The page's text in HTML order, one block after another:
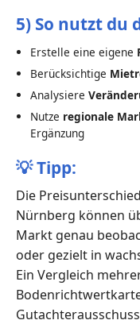
5) So nutzt du
Erstelle eine eigene
Berücksichtige
Analysiere
Nutze regionale
Ergänzung
💡Tipp:
Die
Nürnberg können
Markt genau
oder gezielt in
Ein Vergleich